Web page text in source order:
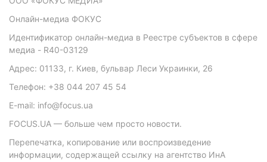
Онлайн-медиа ФОКУС
Идентификатор онлайн-медиа в Реестре субъектов в сфере
медиа - R40-03129
Адрес: 01133, г. Киев, бульвар Леси Украинки, 26
Телефон: +38 044 207 45 54
E-mail: info@focus.ua
FOCUS.UA — больше чем просто новости.
Перепечатка, копирование или воспроизведение
информации, содержащей ссылку на агентство ИнА